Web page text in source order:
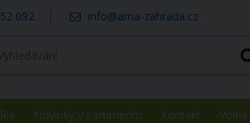
092 info@ama-zahrada.cz
Novinky v sortimentu Kontakt